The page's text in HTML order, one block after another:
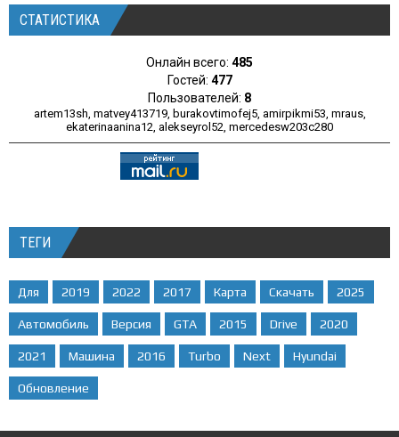
СТАТИСТИКА
Онлайн всего: 485
Гостей: 477
Пользователей: 8
artem13sh, matvey413719, burakovtimofej5, amirpikmi53, mraus,
ekaterinaanina12, alekseyrol52, mercedesw203c280
ТЕГИ
Для 2019 2022 2017 Карта Скачать 2025
Автомобиль Версия GTA 2015 Drive 2020
2021 Машина 2016 Turbo Next Hyundai
Обновление